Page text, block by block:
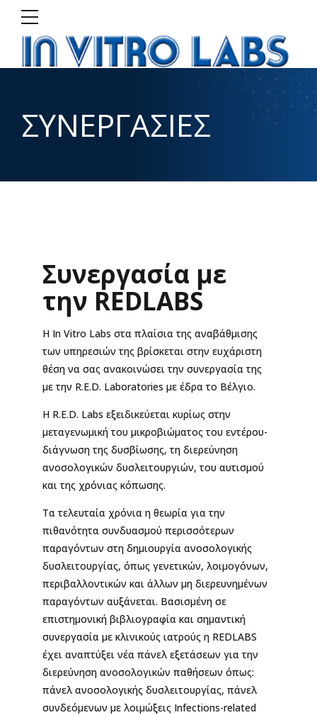
ΣΥΝΕΡΓΑΣΙΕΣ
Συνεργασία με
την REDLABS
Η In Vitro Labs στα πλαίσια της αναβάθμισης
των υπηρεσιών της βρίσκεται στην ευχάριστη
θέση να σας ανακοινώσει την συνεργασία της
με την R.E.D. Laboratories με έδρα το Βέλγιο.
Η R.E.D. Labs εξειδικεύεται κυρίως στην
μεταγενωμική του μικροβιώματος του εντέρου-
διάγνωση της δυσβίωσης, τη διερεύνηση
ανοσολογικών δυσλειτουργιών, του αυτισμού
και της χρόνιας κόπωσης.
Τα τελευταία χρόνια η θεωρία για την
πιθανότητα συνδυασμού περισσότερων
παραγόντων στη δημιουργία ανοσολογικής
δυσλειτουργίας, όπως γενετικών, λοιμογόνων,
περιβαλλοντικών και άλλων μη διερευνημένων
παραγόντων αυξάνεται. Βασισμένη σε
επιστημονική βιβλιογραφία και σημαντική
συνεργασία με κλινικούς ιατρούς η REDLABS
έχει αναπτύξει νέα πάνελ εξετάσεων για την
διερεύνηση ανοσολογικών παθήσεων όπως:
πάνελ ανοσολογικής δυσλειτουργίας, πάνελ
συνδεόμενων με λοιμώξεις Infections-related